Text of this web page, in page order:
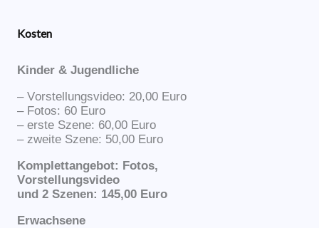
Kosten
Kinder & Jugendliche
– Vorstellungsvideo: 20,00 Euro
– Fotos: 60 Euro
– erste Szene: 60,00 Euro
– zweite Szene: 50,00 Euro
Komplettangebot: Fotos,
Vorstellungsvideo
und 2 Szenen: 145,00 Euro
Erwachsene